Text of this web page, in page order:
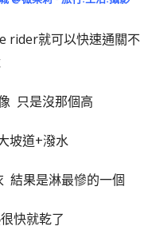
rider就可以快速通關不
只是沒那個高
坡道+潑水
結果是淋最慘的一個
快就乾了